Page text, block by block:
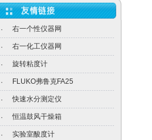
· 右一个性仪器网
· 右一化工仪器网
· 旋转粘度计
· FLUKO弗鲁克FA25
· 快速水分测定仪
· 恒温鼓风干燥箱
· 实验室酸度计